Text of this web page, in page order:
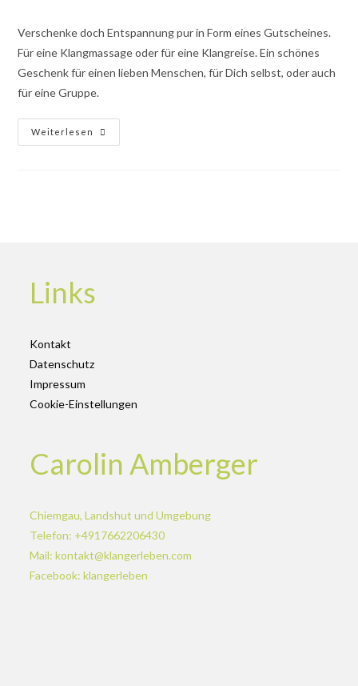
Verschenke doch Entspannung pur in Form eines Gutscheines.
Für eine Klangmassage oder für eine Klangreise. Ein schönes
Geschenk für einen lieben Menschen, für Dich selbst, oder auch
für eine Gruppe.
Weiterlesen
Gutschein
Von
Links
Kontakt
Datenschutz
Impressum
Cookie-Einstellungen
Carolin Amberger
Chiemgau, Landshut und Umgebung
Telefon: +4917662206430
Mail: kontakt@klangerleben.com
Facebook: klangerleben